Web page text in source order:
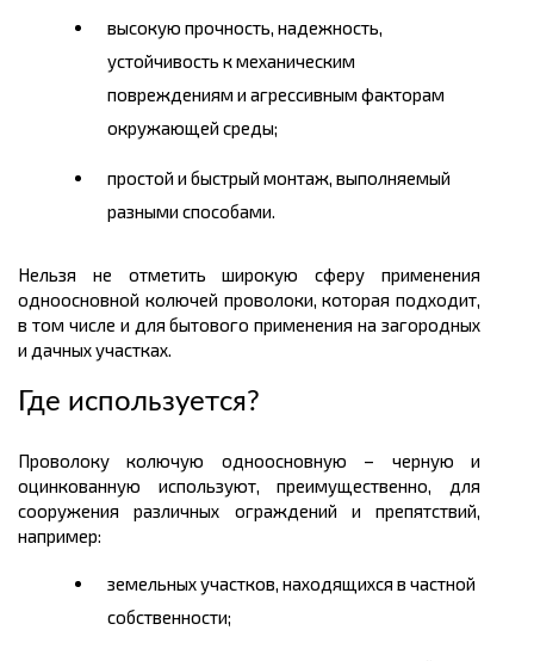
высокую прочность, надежность,
устойчивость к механическим
повреждениям и агрессивным факторам
окружающей среды;
простой и быстрый монтаж, выполняемый
разными способами.
Нельзя не отметить широкую сферу применения
одноосновной колючей проволоки, которая подходит,
в том числе и для бытового применения на загородных
и дачных участках.
Где используется?
Проволоку колючую одноосновную – черную и
оцинкованную используют, преимущественно, для
сооружения различных ограждений и препятствий,
например:
земельных участков, находящихся в частной
собственности;